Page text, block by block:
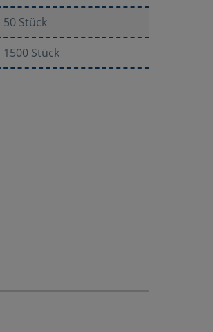
50 Stück
1500 Stück